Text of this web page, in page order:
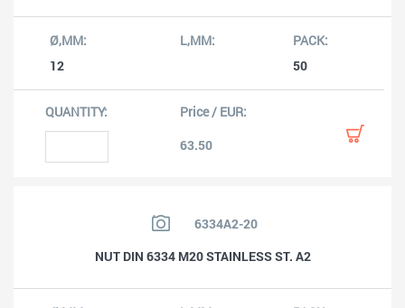
12 50
63.50
6334A2-20
NUT DIN 6334 M20 STAINLESS ST. A2